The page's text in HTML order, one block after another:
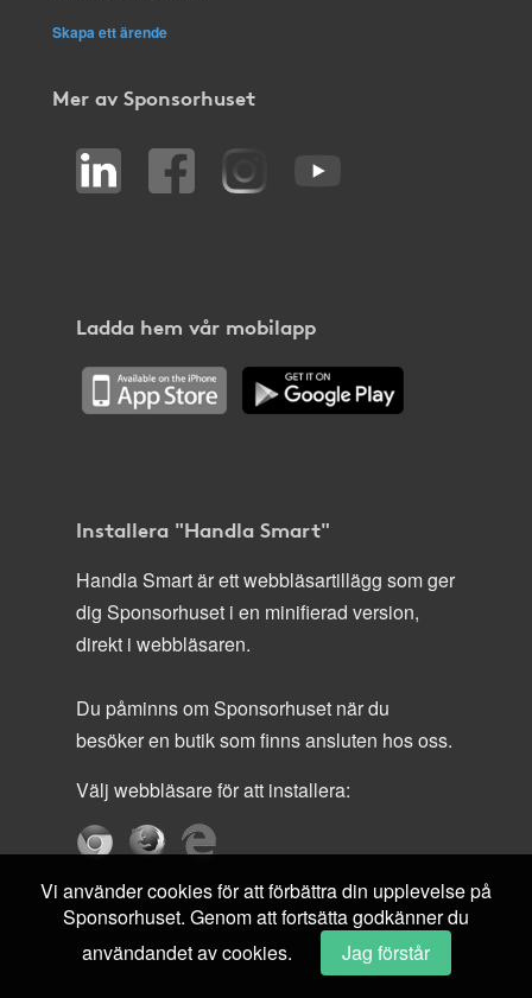
Skapa ett ärende
Mer av Sponsorhuset
Ladda hem vår mobilapp
Installera "Handla Smart"
Handla Smart är ett webbläsartillägg som ger
dig Sponsorhuset i en minifierad version,
direkt i webbläsaren.
Du påminns om Sponsorhuset när du
besöker en butik som finns ansluten hos oss.
Välj webbläsare för att installera:
Vi använder cookies för att förbättra din upplevelse på
Sponsorhuset. Genom att fortsätta godkänner du
användandet av cookies.
Jag förstår